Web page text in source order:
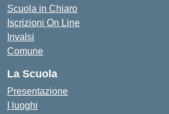
Scuola in Chiaro
Iscrizioni On Line
Invalsi
Comune
La Scuola
Presentazione
I luoghi